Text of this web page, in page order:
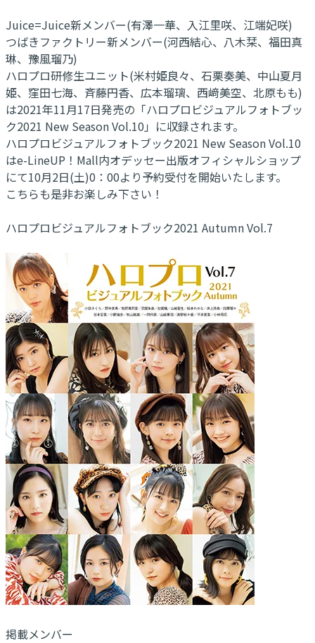
Juice=Juice新メンバー(有澤一華、入江里咲、江端妃咲)
つばきファクトリー新メンバー(河西結心、八木栞、福田真
琳、豫風瑠乃)
ハロプロ研修生ユニット(米村姫良々、石栗奏美、中山夏月
姫、窪田七海、斉藤円香、広本瑠璃、西﨑美空、北原もも)
は2021年11月17日発売の「ハロプロビジュアルフォトブッ
ク2021 New Season Vol.10」に収録されます。
ハロプロビジュアルフォトブック2021 New Season Vol.10
はe-LineUP！Mall内オデッセー出版オフィシャルショップ
にて10月2日(土)0：00より予約受付を開始いたします。
こちらも是非お楽しみ下さい！
ハロプロビジュアルフォトブック2021 Autumn Vol.7
掲載メンバー